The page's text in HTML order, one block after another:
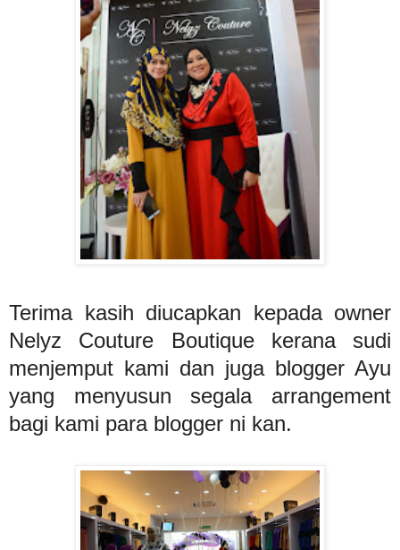
Terima kasih diucapkan kepada owner
Nelyz Couture Boutique kerana sudi
menjemput kami dan juga blogger Ayu
yang menyusun segala arrangement
bagi kami para blogger ni kan.